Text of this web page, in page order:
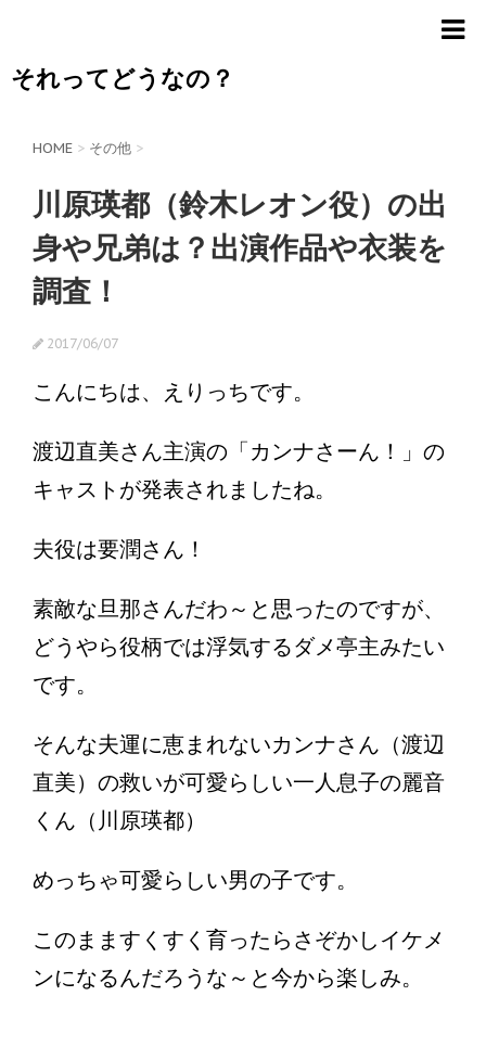
それってどうなの？
HOME > その他 >
川原瑛都（鈴木レオン役）の出
身や兄弟は？出演作品や衣装を
調査！
2017/06/07
こんにちは、えりっちです。
渡辺直美さん主演の「カンナさーん！」の
キャストが発表されましたね。
夫役は要潤さん！
素敵な旦那さんだわ～と思ったのですが、
どうやら役柄では浮気するダメ亭主みたい
です。
そんな夫運に恵まれないカンナさん（渡辺
直美）の救いが可愛らしい一人息子の麗音
くん（川原瑛都）
めっちゃ可愛らしい男の子です。
このまますくすく育ったらさぞかしイケメ
ンになるんだろうな～と今から楽しみ。